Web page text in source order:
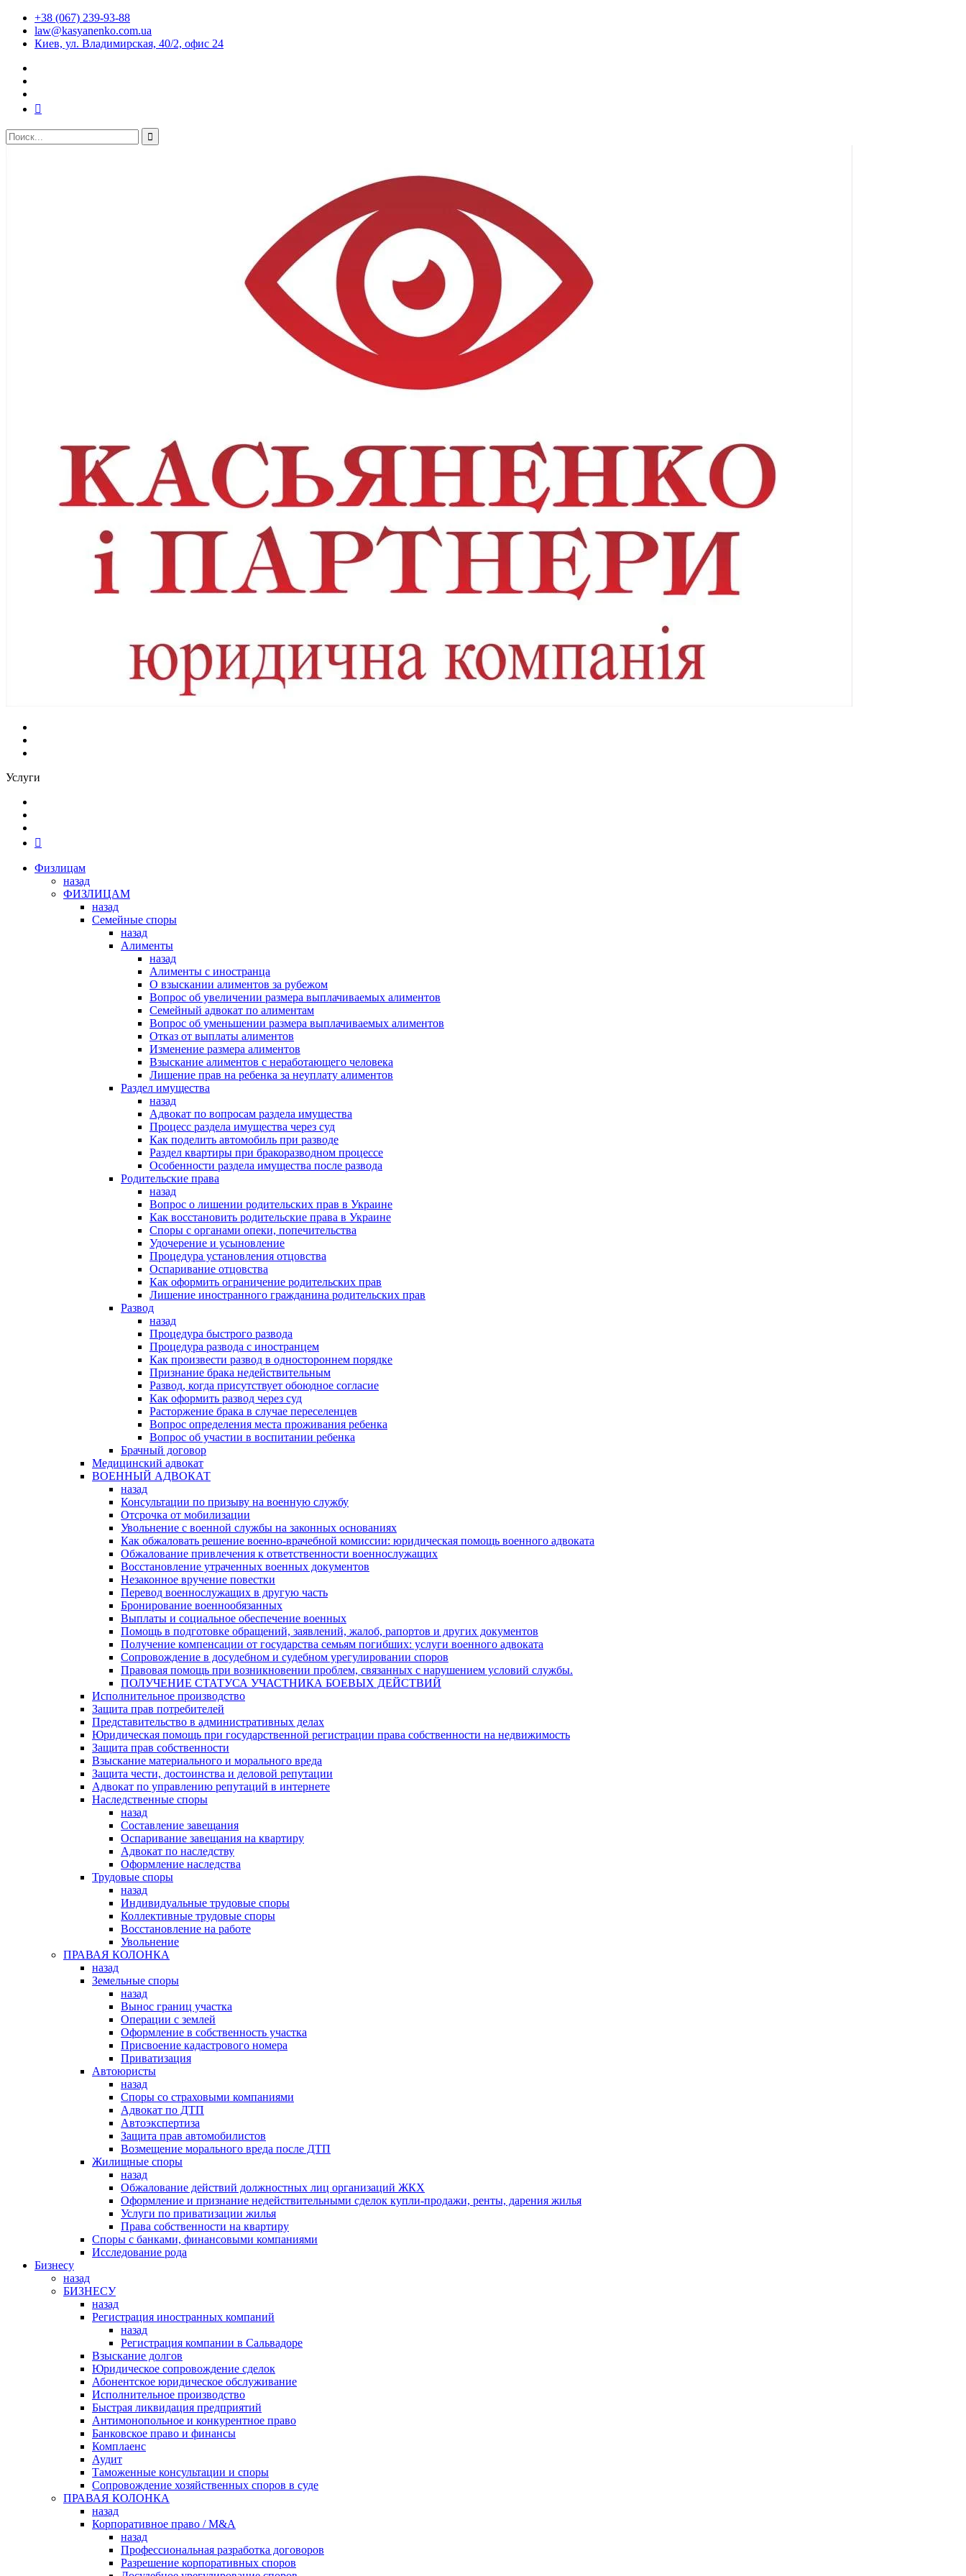
+38 (067) 239-93-88
law@kasyanenko.com.ua
Киев, ул. Владимирская, 40/2, офис 24
Услуги
Физлицам
назад
ФИЗЛИЦАМ
назад
Семейные споры
назад
Алименты
назад
Алименты с иностранца
О взыскании алиментов за рубежом
Вопрос об увеличении размера выплачиваемых алиментов
Семейный адвокат по алиментам
Вопрос об уменьшении размера выплачиваемых алиментов
Отказ от выплаты алиментов
Изменение размера алиментов
Взыскание алиментов с неработающего человека
Лишение прав на ребенка за неуплату алиментов
Раздел имущества
назад
Адвокат по вопросам раздела имущества
Процесс раздела имущества через суд
Как поделить автомобиль при разводе
Раздел квартиры при бракоразводном процессе
Особенности раздела имущества после развода
Родительские права
назад
Вопрос о лишении родительских прав в Украине
Как восстановить родительские права в Украине
Споры с органами опеки, попечительства
Удочерение и усыновление
Процедура установления отцовства
Оспаривание отцовства
Как оформить ограничение родительских прав
Лишение иностранного гражданина родительских прав
Развод
назад
Процедура быстрого развода
Процедура развода с иностранцем
Как произвести развод в одностороннем порядке
Признание брака недействительным
Развод, когда присутствует обоюдное согласие
Как оформить развод через суд
Расторжение брака в случае переселенцев
Вопрос определения места проживания ребенка
Вопрос об участии в воспитании ребенка
Брачный договор
Медицинский адвокат
ВОЕННЫЙ АДВОКАТ
назад
Консультации по призыву на военную службу
Отсрочка от мобилизации
Увольнение с военной службы на законных основаниях
Как обжаловать решение военно-врачебной комиссии: юридическая помощь военного адвоката
Обжалование привлечения к ответственности военнослужащих
Восстановление утраченных военных документов
Незаконное вручение повестки
Перевод военнослужащих в другую часть
Бронирование военнообязанных
Выплаты и социальное обеспечение военных
Помощь в подготовке обращений, заявлений, жалоб, рапортов и других документов
Получение компенсации от государства семьям погибших: услуги военного адвоката
Сопровождение в досудебном и судебном урегулировании споров
Правовая помощь при возникновении проблем, связанных с нарушением условий службы.
ПОЛУЧЕНИЕ СТАТУСА УЧАСТНИКА БОЕВЫХ ДЕЙСТВИЙ
Исполнительное производство
Защита прав потребителей
Представительство в административных делах
Юридическая помощь при государственной регистрации права собственности на недвижимость
Защита прав собственности
Взыскание материального и морального вреда
Защита чести, достоинства и деловой репутации
Адвокат по управлению репутаций в интернете
Наследственные споры
назад
Составление завещания
Оспаривание завещания на квартиру
Адвокат по наследству
Оформление наследства
Трудовые споры
назад
Индивидуальные трудовые споры
Коллективные трудовые споры
Восстановление на работе
Увольнение
ПРАВАЯ КОЛОНКА
назад
Земельные споры
назад
Вынос границ участка
Операции с землей
Оформление в собственность участка
Присвоение кадастрового номера
Приватизация
Автоюристы
назад
Споры со страховыми компаниями
Адвокат по ДТП
Автоэкспертиза
Защита прав автомобилистов
Возмещение морального вреда после ДТП
Жилищные споры
назад
Обжалование действий должностных лиц организаций ЖКХ
Оформление и признание недействительными сделок купли-продажи, ренты, дарения жилья
Услуги по приватизации жилья
Права собственности на квартиру
Cпоры с банками, финансовыми компаниями
Исследование рода
Бизнесу
назад
БИЗНЕСУ
назад
Регистрация иностранных компаний
назад
Регистрация компании в Сальвадоре
Взыскание долгов
Юридическое сопровождение сделок
Абонентское юридическое обслуживание
Исполнительное производство
Быстрая ликвидация предприятий
Антимонопольное и конкурентное право
Банковское право и финансы
Комплаенс
Аудит
Таможенные консультации и споры
Сопровождение хозяйственных споров в суде
ПРАВАЯ КОЛОНКА
назад
Корпоративное право / M&A
назад
Профессиональная разработка договоров
Разрешение корпоративных споров